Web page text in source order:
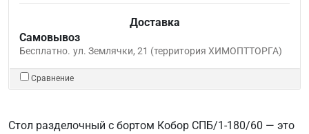
Доставка
Самовывоз
Бесплатно. ул. Землячки, 21 (территория ХИМОПТТОРГА)
Сравнение
Стол разделочный с бортом Кобор СПБ/1-180/60 — это